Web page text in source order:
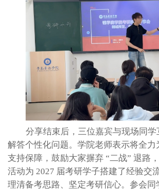
分享结束后，三位嘉宾与现场同
解答个性化问题。学院老师表示将全力
支持保障，鼓励大家摒弃 “二战” 退路，
活动为 2027 届考研学子搭建了经验交
理清备考思路、坚定考研信心。参会同